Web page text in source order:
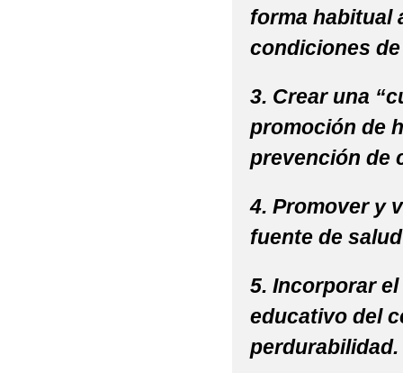
forma habitual
condiciones
3. Crear una
promoción de
prevención de
4. Promover y
fuente de
5. Incorporar
educativo del
perdurabilidad.